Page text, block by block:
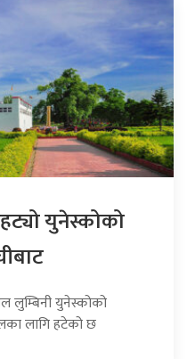
युनेस्कोको
लुम्बिनी युनेस्कोको
लागि हटेको छ